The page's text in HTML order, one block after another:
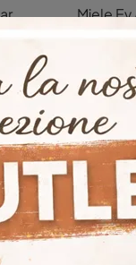
Mutfağınıza yeni Beyaz Eşyalar sipariş etmek istiyorsanız, Miele markasının G 5633 SCU Active E modeli bulaşık makinesi hakkında bilgi